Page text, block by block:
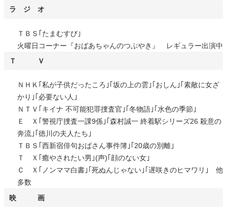
ラ ジ オ
ＴＢＳ｢たまむすび｣
火曜日コーナー『おばあちゃんのつぶやき』 レギュラー出演中
Ｔ Ｖ
ＮＨＫ｢私が子供だったころ｣｢坂の上の雲｣｢おしん｣｢素敵に女ざ
かり｣｢必要ない人｣
ＮＴＶ｢キイナ 不可能犯罪捜査官｣｢冬物語｣｢水色の季節｣
Ｅ Ｘ｢警視庁捜査一課9係｣｢森村誠一 終着駅シリーズ26 殺意の
奔流｣｢徳川の夫人たち｣
ＴＢＳ｢西新宿俳句おばさん事件簿｣｢20歳の別離｣
Ｔ Ｘ｢癒やされたい男｣(声)｢顔のない女｣
Ｃ Ｘ｢ノンママ白書｣｢死ぬんじゃない｣｢遅咲きのヒマワリ｣ 他
多数
映 画